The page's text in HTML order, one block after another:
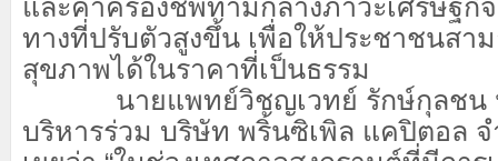
และค่าครองชีพท่ามกลางภาวะเศรษฐกิ
ทางที่ปรับตัวสูงขึ้น เพื่อให้ประชาชนสาม
สุขภาพได้ในราคาที่เป็นธรรม
นายแพทย์วิชญเวทย์ รักษ์กุลชน
บริหารร่วม บริษัท พริ้นซิเพิล แคปิตอล